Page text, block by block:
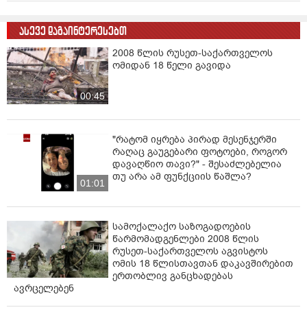
ასევე დაგაინტერესებთ
00:45
2008 წლის რუსეთ-საქართველოს
ომიდან 18 წელი გავიდა
01:01
"რატომ იყრება პირად მესენჯერში
რაღაც გაუგებარი ფოტოები, როგორ
დავაღწიო თავი?" - შესაძლებელია
თუ არა ამ ფუნქციის წაშლა?
სამოქალაქო საზოგადოების
წარმომადგენლები 2008 წლის
რუსეთ-საქართველოს აგვისტოს
ომის 18 წლისთავთან დაკავშირებით
ერთობლივ განცხადებას
ავრცელებენ